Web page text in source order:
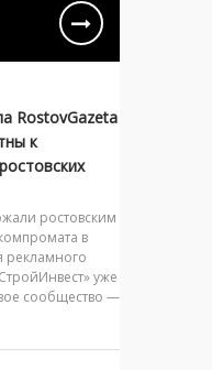
RostovGazeta
к
ростовским
в
рекламного
уже
сообщество —